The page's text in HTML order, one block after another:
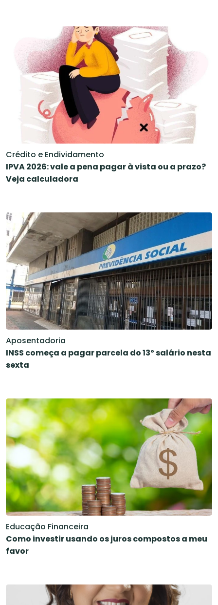
Crédito e Endividamento
IPVA 2026: vale a pena pagar à vista ou a prazo?
Veja calculadora
Aposentadoria
INSS começa a pagar parcela do 13º salário nesta
sexta
Educação Financeira
Como investir usando os juros compostos a meu
favor